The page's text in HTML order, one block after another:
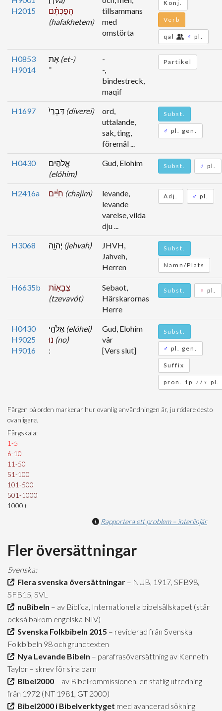
H2015
הֲפַכְתֶּ֗ם
(hafakhetem)
tillsammans
med
omstörta
Konj.
Verb
qal ♂ pl.
H0853
H9014
(et-)
־
-
-,
bindestreck,
maqif
Partikel
H1697 (diverei)
ord,
uttalande,
sak, ting,
föremål ...
Subst.
♂ pl. gen.
H0430
אֱלֹהִ֣ים
(elóhim)
Gud, Elohim Subst. ♂ pl.
H2416a (chajim)
levande,
levande
varelse, vilda
dju ...
Adj. ♂ pl.
H3068 (jehvah)
JHVH,
Jahveh,
Herren
Subst.
Namn/Plats
H6635b
צְבָא֖וֹת
(tzevavót)
Sebaot,
Härskarornas
Herre
Subst. ♀ pl.
H0430
H9025
H9016
(elóhei)
(no)
Gud, Elohim
vår
[Vers slut]
Subst.
♂ pl. gen.
Suffix
pron. 1p ♂/♀ pl.
Färgen på orden markerar hur ovanlig användningen är, ju rödare desto
ovanligare.
Färgskala:
1-5
6-10
11-50
51-100
101-500
501-1000
1000+
Rapportera ett problem – interlinjär
Fler översättningar
Svenska:
Flera svenska översättningar – NUB, 1917, SFB98,
SFB15, SVL
nuBibeln – av Biblica, Internationella bibelsällskapet (står
också bakom engelska NIV)
Svenska Folkbibeln 2015 – reviderad från Svenska
Folkbibeln 98 och grundtexten
Nya Levande Bibeln – parafrasöversättning av Kenneth
Taylor – skrev för sina barn
Bibel2000 – av Bibelkommissionen, en statlig utredning
från 1972 (NT 1981, GT 2000)
Bibel2000 i Bibelverktyget med avancerad sökning